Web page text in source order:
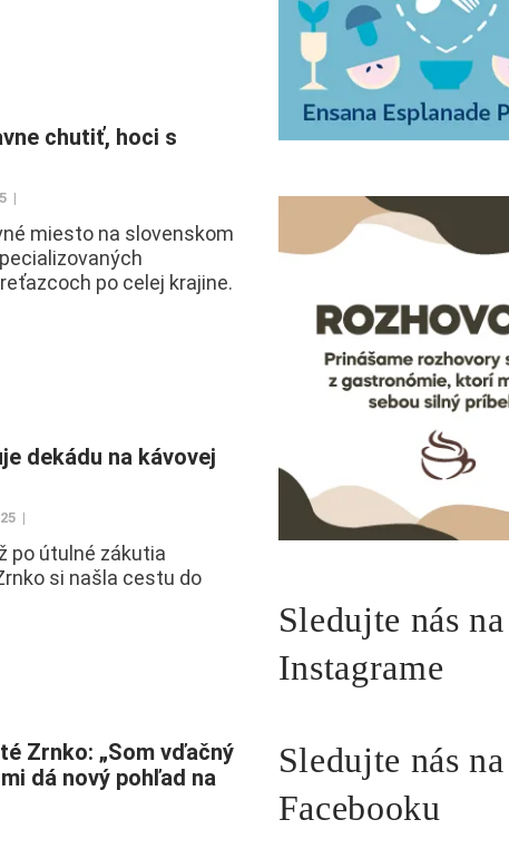
chutiť, hoci s
miesto na slovenskom
po celej krajine.
dekádu na kávovej
po útulné zákutia
si našla cestu do
Zrnko: „Som vďačný
dá nový pohľad na
Sledujte nás na
Instagrame
Sledujte nás na
Facebooku